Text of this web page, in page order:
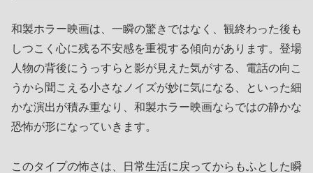
和製ホラー映画は、一瞬の驚きではなく、観終わった後も
しつこく心に残る不安感を重視する傾向があります。登場
人物の背後にうっすらと影が見えた気がする、電話の向こ
うから聞こえる小さなノイズが妙に気になる、といった細
かな演出が積み重なり、和製ホラー映画ならではの静かな
恐怖が形になっていきます。
このタイプの怖さは、日常生活に戻ってからもふとした瞬